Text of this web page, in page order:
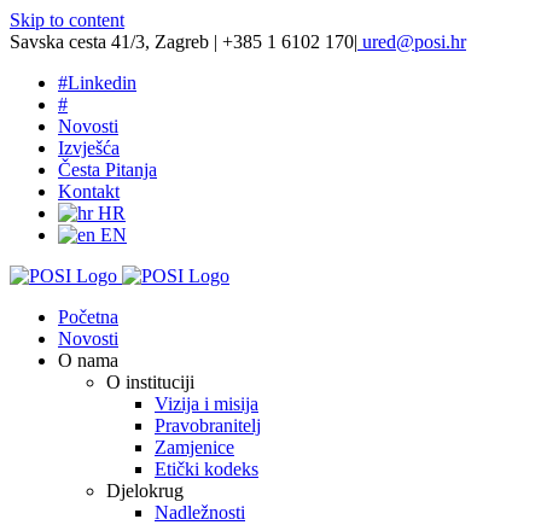
Skip to content
Savska cesta 41/3, Zagreb | +385 1 6102 170| ured@posi.hr
#Linkedin
#
Novosti
Izvješća
Česta Pitanja
Kontakt
HR
EN
Početna
Novosti
O nama
O instituciji
Vizija i misija
Pravobranitelj
Zamjenice
Etički kodeks
Djelokrug
Nadležnosti